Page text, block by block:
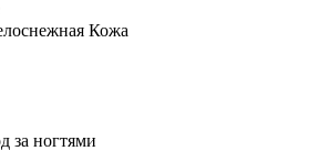
Кожа
за ногтями